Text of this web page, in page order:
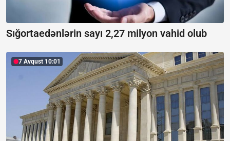
Sığortaedənlərin sayı 2,27 milyon vahid olub
7 Avqust 10:01